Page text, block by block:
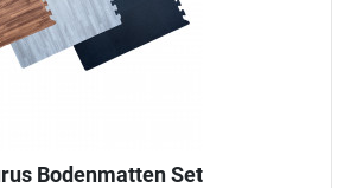
Bodenmatten Set